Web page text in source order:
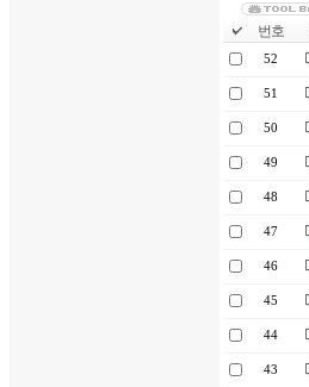
번호
52
51
50
49
48
47
46
45
44
43